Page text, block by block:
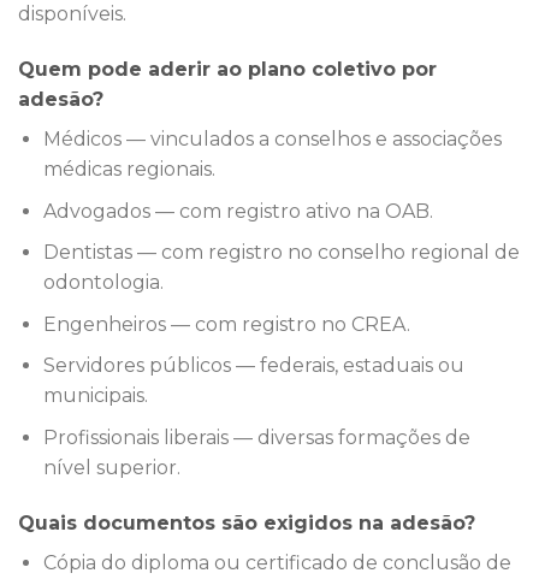
disponíveis.
Quem pode aderir ao plano coletivo por
adesão?
Médicos — vinculados a conselhos e associações
médicas regionais.
Advogados — com registro ativo na OAB.
Dentistas — com registro no conselho regional de
odontologia.
Engenheiros — com registro no CREA.
Servidores públicos — federais, estaduais ou
municipais.
Profissionais liberais — diversas formações de
nível superior.
Quais documentos são exigidos na adesão?
Cópia do diploma ou certificado de conclusão de